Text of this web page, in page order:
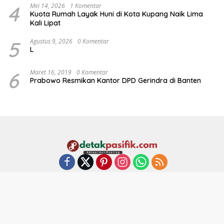
4 Mei 14, 2026 1 Komentar
Kuota Rumah Layak Huni di Kota Kupang Naik Lima
Kali Lipat
5 Agustus 9, 2026 0 Komentar
L
6 Maret 16, 2019 0 Komentar
Prabowo Resmikan Kantor DPD Gerindra di Banten